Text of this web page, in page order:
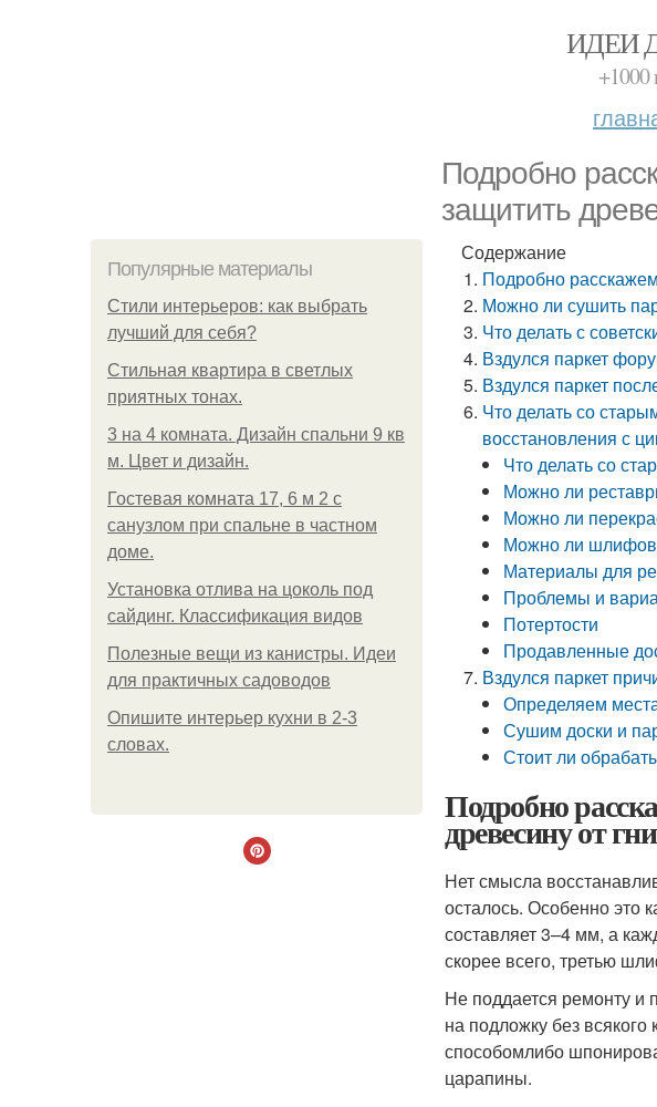
ИДЕИ
+1000
Подробно
защитить
Популярные материалы
Стили интерьеров: как выбрать
лучший для себя?
Стильная квартира в светлых
приятных тонах.
3 на 4 комната. Дизайн спальни 9 кв
м. Цвет и дизайн.
Гостевая комната 17, 6 м 2 с
санузлом при спальне в частном
доме.
Установка отлива на цоколь под
сайдинг. Классификация видов
Полезные вещи из канистры. Идеи
для практичных садоводов
Опишите интерьер кухни в 2-3
словах.
Содержание
Подробно
Можно ли сушить
Что делать с
Вздулся паркет
Вздулся паркет
Что делать со
восстановления с
Что делать со
Можно ли
Можно ли
Можно ли
Материалы для
Проблемы и
Потертости
Продавленные
Вздулся паркет
Определяем
Сушим доски и
Стоит ли
Подробно
древесину от
Нет смысла
осталось. Особенно это
составляет 3–4 мм, а
скорее всего, третью
Не поддается ремонту и
на подложку без
способомлибо
царапины.